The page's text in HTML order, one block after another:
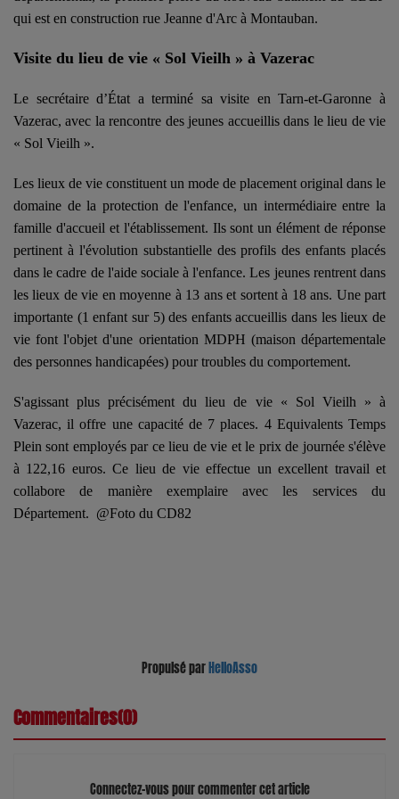
qui est en construction rue Jeanne d'Arc à Montauban.
Visite du lieu de vie « Sol Vieilh » à Vazerac
Le secrétaire d’État a terminé sa visite en Tarn-et-Garonne à
Vazerac, avec la rencontre des jeunes accueillis dans le lieu de vie
« Sol Vieilh ».
Les lieux de vie constituent un mode de placement original dans le
domaine de la protection de l'enfance, un intermédiaire entre la
famille d'accueil et l'établissement. Ils sont un élément de réponse
pertinent à l'évolution substantielle des profils des enfants placés
dans le cadre de l'aide sociale à l'enfance. Les jeunes rentrent dans
les lieux de vie en moyenne à 13 ans et sortent à 18 ans. Une part
importante (1 enfant sur 5) des enfants accueillis dans les lieux de
vie font l'objet d'une orientation MDPH (maison départementale
des personnes handicapées) pour troubles du comportement.
S'agissant plus précisément du lieu de vie « Sol Vieilh » à
Vazerac, il offre une capacité de 7 places. 4 Equivalents Temps
Plein sont employés par ce lieu de vie et le prix de journée s'élève
à 122,16 euros. Ce lieu de vie effectue un excellent travail et
collabore de manière exemplaire avec les services du
Département. @Foto du CD82
Propulsé par HelloAsso
Commentaires(0)
Connectez-vous pour commenter cet article